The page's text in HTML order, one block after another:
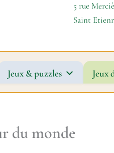
5 rue
Saint
Jeux & puzzles Jeux
du monde